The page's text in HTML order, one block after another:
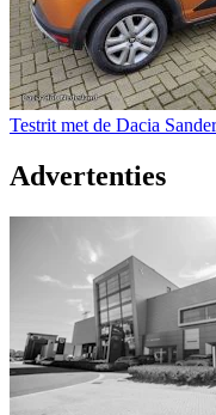
Testrit met de Dacia
Advertenties